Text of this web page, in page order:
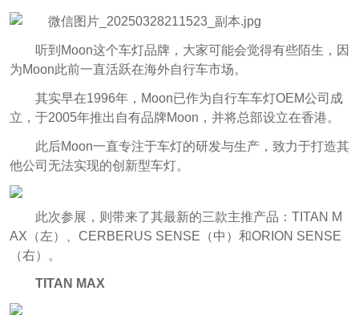
听到Moon这个车灯品牌，大家可能会觉得有些陌生，因
为Moon此前一直活跃在海外自行车市场。
其实早在1996年，Moon已作为自行车车灯OEM公司成
立，于2005年推出自有品牌Moon，并将总部设立在香港。
此后Moon一直专注于车灯的研发与生产，致力于打造其
他公司无法实现的创新型车灯。
此次参展，则带来了其最新的三款主推产品：TITAN M
AX（左）、CERBERUS SENSE（中）和ORION SENSE
（右）。
TITAN MAX